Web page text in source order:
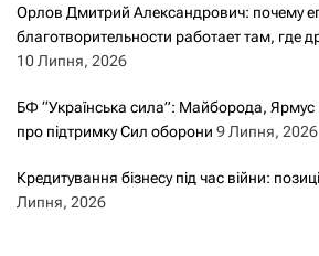
м
и
Орлов Дмитрий Александрович: почему
благотворительности работает там, где
10 Липня, 2026
БФ “Українська сила”: Майборода, Ярмус
про підтримку Сил оборони 9 Липня, 2026
Кредитування бізнесу під час війни:
Липня, 2026